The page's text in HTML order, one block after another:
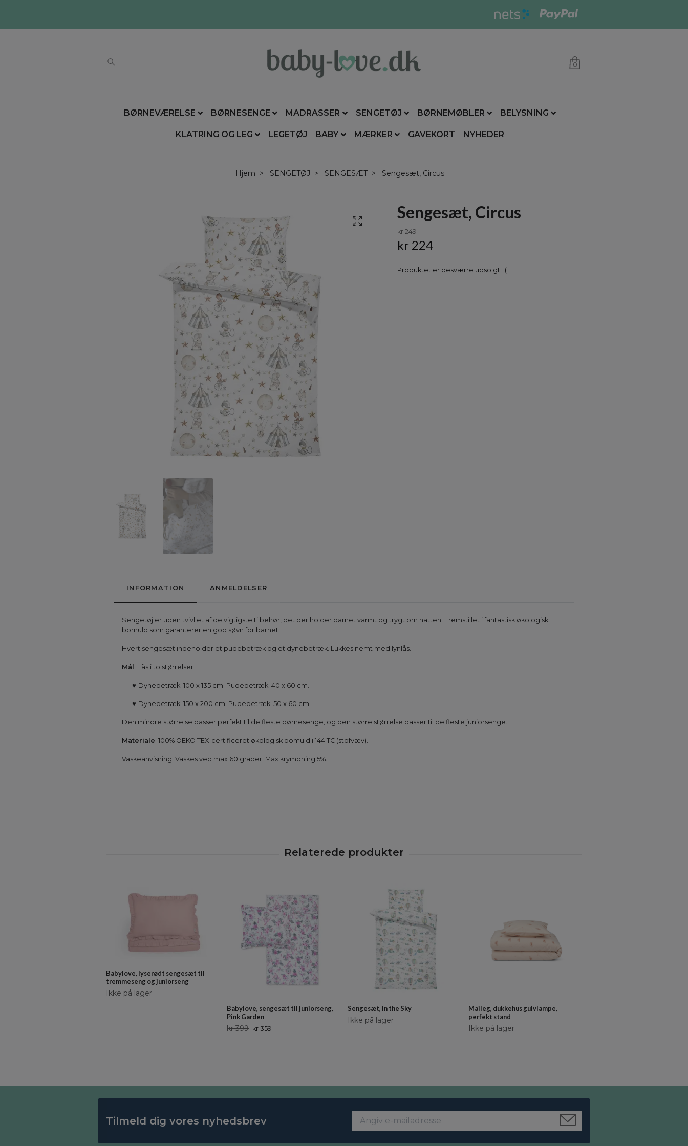
0
BØRNEVÆRELSE BØRNESENGE MADRASSER SENGETØJ BØRNEMØBLER BELYSNING
KLATRING OG LEG LEGETØJ BABY MÆRKER GAVEKORT NYHEDER
Hjem SENGETØJ SENGESÆT Sengesæt, Circus
Sengesæt, Circus
kr 249
kr 224
Produktet er desværre udsolgt. :(
INFORMATION ANMELDELSER
Sengetøj er uden tvivl et af de vigtigste tilbehør, det der holder barnet varmt og trygt om natten. Fremstillet i fantastisk økologisk
bomuld som garanterer en god søvn for barnet.
Hvert sengesæt indeholder et pudebetræk og et dynebetræk. Lukkes nemt med lynlås.
Mål : Fås i to størrelser
♥ Dynebetræk: 100 x 135 cm. Pudebetræk: 40 x 60 cm.
♥ Dynebetræk: 150 x 200 cm. Pudebetræk: 50 x 60 cm.
Den mindre størrelse passer perfekt til de fleste børnesenge, og den større størrelse passer til de fleste juniorsenge.
Materiale: 100% OEKO TEX-certificeret økologisk bomuld i 144 TC (stofvæv).
Vaskeanvisning: Vaskes ved max 60 grader. Max krympning 5%.
Babylove, lyserødt sengesæt til
tremmeseng og juniorseng
Ikke på lager
Babylove, sengesæt til juniorseng,
Pink Garden
kr 399 kr 359
Sengesæt, In the Sky
Ikke på lager
Maileg, dukkehus gulvlampe,
perfekt stand
Ikke på lager
Tilmeld dig vores nyhedsbrev